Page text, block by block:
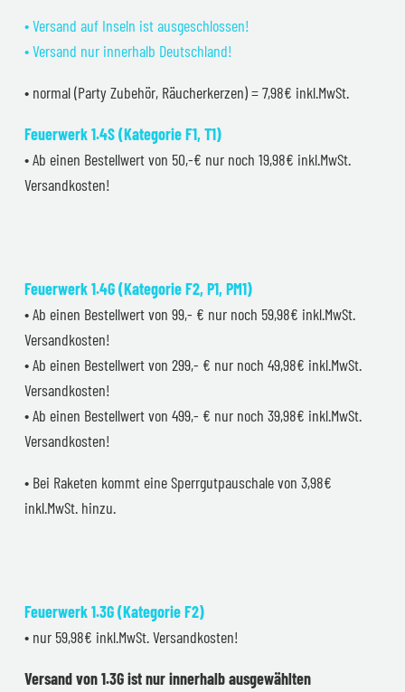
• Versand auf Inseln ist ausgeschlossen!
• Versand nur innerhalb Deutschland!
• normal (Party Zubehör, Räucherkerzen) = 7,98€ inkl.MwSt.
Feuerwerk 1.4S (Kategorie F1, T1)
• Ab einen Bestellwert von 50,-€ nur noch 19,98€ inkl.MwSt.
Versandkosten!
Feuerwerk 1.4G (Kategorie F2, P1, PM1)
• Ab einen Bestellwert von 99,- € nur noch 59,98€ inkl.MwSt.
Versandkosten!
• Ab einen Bestellwert von 299,- € nur noch 49,98€ inkl.MwSt.
Versandkosten!
• Ab einen Bestellwert von 499,- € nur noch 39,98€ inkl.MwSt.
Versandkosten!
• Bei Raketen kommt eine Sperrgutpauschale von 3,98€
inkl.MwSt. hinzu.
Feuerwerk 1.3G (Kategorie F2)
• nur 59,98€ inkl.MwSt. Versandkosten!
Versand von 1.3G ist nur innerhalb ausgewählten